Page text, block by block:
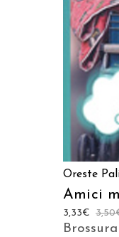
Oreste
Amici
3,50
3,33€
Brossura